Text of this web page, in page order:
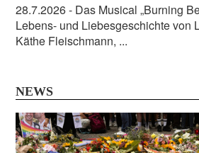
28.7.2026- Das Musical „Burning
Lebens- und Liebesgeschichte von
Käthe Fleischmann, ...
NEWS